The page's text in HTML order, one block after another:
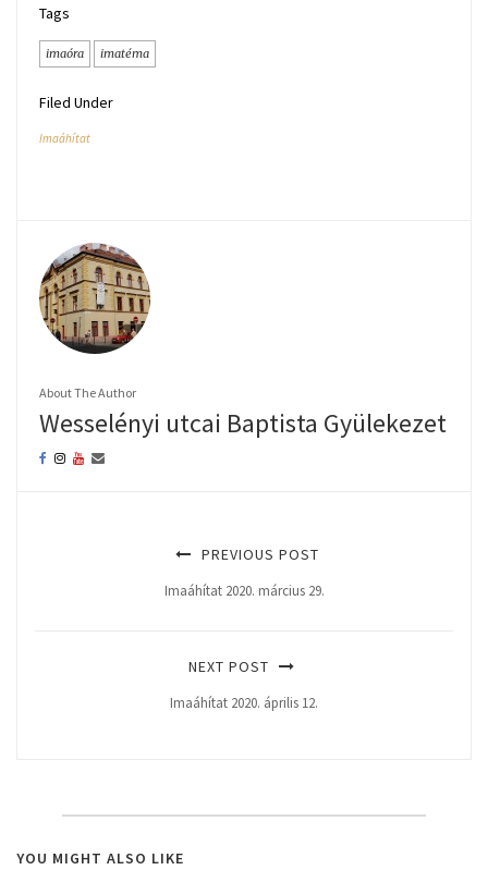
Tags
imaóra imatéma
Filed Under
Imaáhítat
About The Author
Wesselényi utcai Baptista Gyülekezet
PREVIOUS POST
Imaáhítat 2020. március 29.
NEXT POST
Imaáhítat 2020. április 12.
YOU MIGHT ALSO LIKE